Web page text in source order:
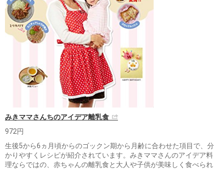
みきママさんちのアイデア離乳食
972円
生後5から6ヵ月頃からのゴックン期から月齢に合わせた項目で、分
かりやすくレシピが紹介されています。みきママさんのアイデア料
理ならではの、赤ちゃんの離乳食と大人や子供が美味しく食べられ